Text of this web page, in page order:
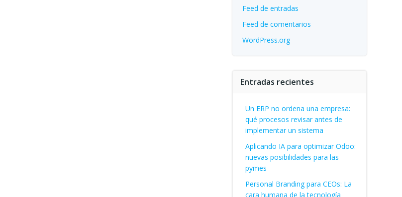
Feed de entradas
Feed de comentarios
WordPress.org
Entradas recientes
Un ERP no ordena una empresa:
qué procesos revisar antes de
implementar un sistema
Aplicando IA para optimizar Odoo:
nuevas posibilidades para las
pymes
Personal Branding para CEOs: La
cara humana de la tecnología